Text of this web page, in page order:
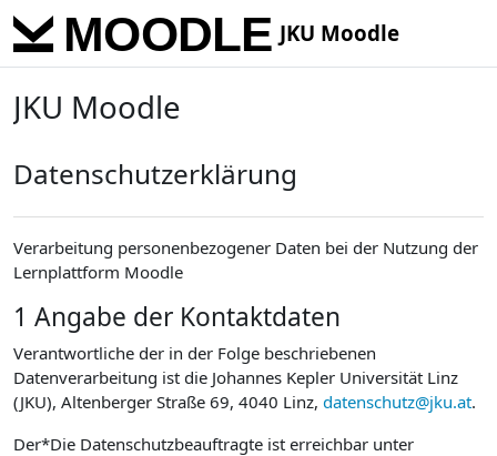
Skip to main content
JKU Moodle
JKU Moodle
Datenschutzerklärung
Verarbeitung personenbezogener Daten bei der Nutzung der
Lernplattform Moodle
1 Angabe der Kontaktdaten
Verantwortliche der in der Folge beschriebenen
Datenverarbeitung ist die Johannes Kepler Universität Linz
(JKU), Altenberger Straße 69, 4040 Linz, datenschutz@jku.at.
Der*Die Datenschutzbeauftragte ist erreichbar unter